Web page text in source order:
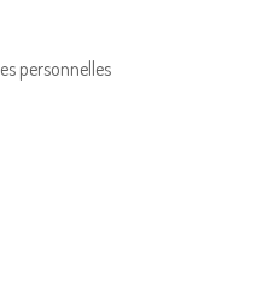
personnelles